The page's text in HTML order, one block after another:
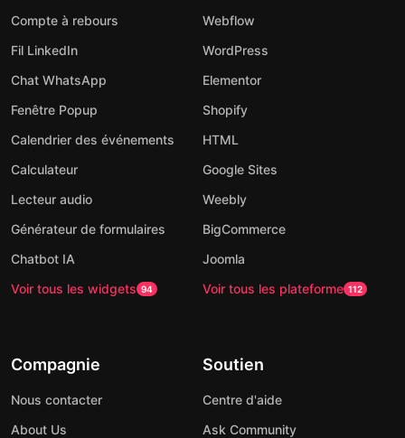
Compte à rebours
Fil LinkedIn
Chat WhatsApp
Fenêtre Popup
Calendrier des événements
Calculateur
Lecteur audio
Générateur de formulaires
Chatbot IA
Voir tous les widgets 94
Webflow
WordPress
Elementor
Shopify
HTML
Google Sites
Weebly
BigCommerce
Joomla
Voir tous les plateforme 112
Compagnie
Nous contacter
About Us
Soutien
Centre d'aide
Ask Community